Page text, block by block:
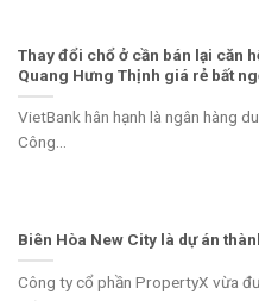
Thay đổi chổ ở cần bán lại căn
Quang Hưng Thịnh giá rẻ bất
VietBank hân hạnh là ngân hàng
Công...
Biên Hòa New City là dự án
Công ty cổ phần PropertyX vừa